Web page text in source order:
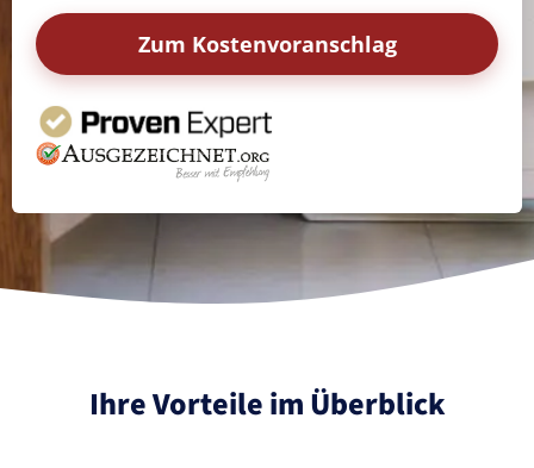
Zum Kostenvoranschlag
Ihre Vorteile im Überblick